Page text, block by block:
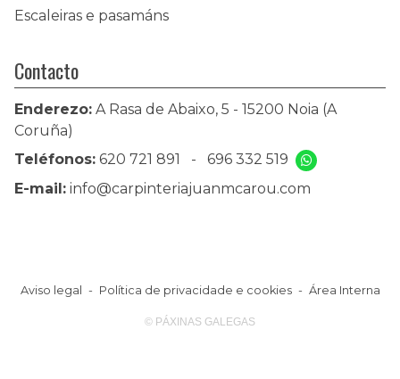
Escaleiras e pasamáns
Contacto
Enderezo: A Rasa de Abaixo, 5 - 15200 Noia (A
Coruña)
Teléfonos: 620 721 891 -
696 332 519
E-mail: info@carpinteriajuanmcarou.com
Aviso legal - Política de privacidade e cookies - Área Interna
© PÁXINAS GALEGAS